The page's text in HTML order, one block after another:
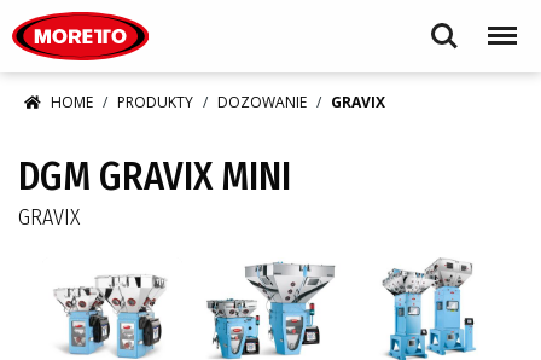
Search Menu
HOME PRODUKTY DOZOWANIE GRAVIX
DGM GRAVIX MINI
GRAVIX